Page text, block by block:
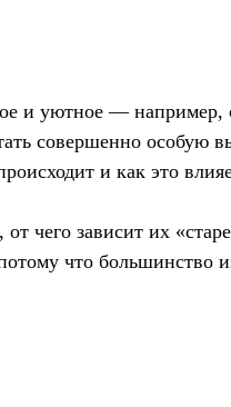
и уютное —
совершенно особую
и как это
чего зависит их
что большинство